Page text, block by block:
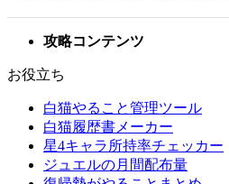
攻略コンテンツ
お役立ち
白猫やること管理ツール
白猫履歴書メーカー
星4キャラ所持率チェッカー
ジュエルの月間配布量